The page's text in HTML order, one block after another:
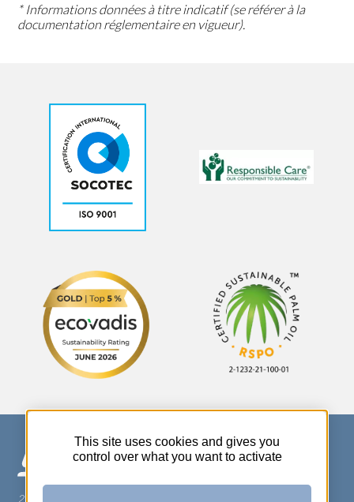
* Informations données à titre indicatif (se référer à la
documentation réglementaire en vigueur).
270 Rue Thérèse Planiol - 37310 TAUXIGNY
This site uses cookies and gives you
control over what you want to activate